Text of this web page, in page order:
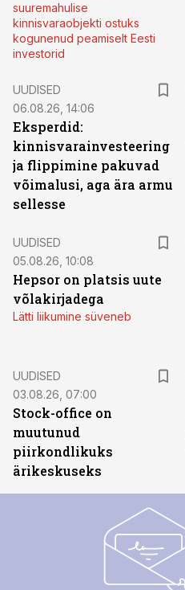
suuremahulise
kinnisvaraobjekti ostuks
kogunenud peamiselt Eesti
investorid
UUDISED
06.08.26, 14:06
Eksperdid:
kinnisvarainvesteering
ja flippimine pakuvad
võimalusi, aga ära armu
sellesse
UUDISED
05.08.26, 10:08
Hepsor on platsis uute
võlakirjadega
Lätti liikumine süveneb
UUDISED
03.08.26, 07:00
Stock-office on
muutunud
piirkondlikuks
ärikeskuseks